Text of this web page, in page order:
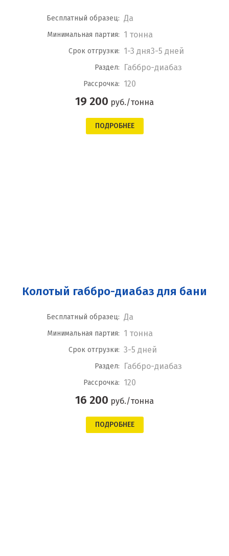
Бесплатный образец: Да
Минимальная партия: 1 тонна
Срок отгрузки: 1-3 дня3-5 дней
Раздел: Габбро-диабаз
Рассрочка: 120
19 200 руб./тонна
ПОДРОБНЕЕ
Колотый габбро-диабаз для бани
Бесплатный образец: Да
Минимальная партия: 1 тонна
Срок отгрузки: 3-5 дней
Раздел: Габбро-диабаз
Рассрочка: 120
16 200 руб./тонна
ПОДРОБНЕЕ